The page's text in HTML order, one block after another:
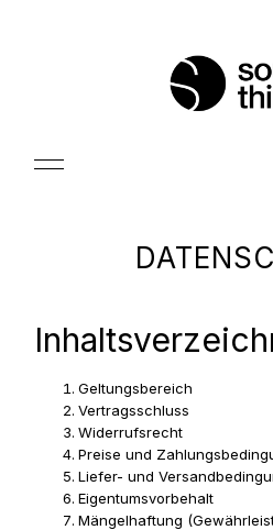
Geltungsbereich
Vertragsschluss
Widerrufsrecht
Preise und
Liefer- und
Eigentumsvorbehalt
Mängelhaftung